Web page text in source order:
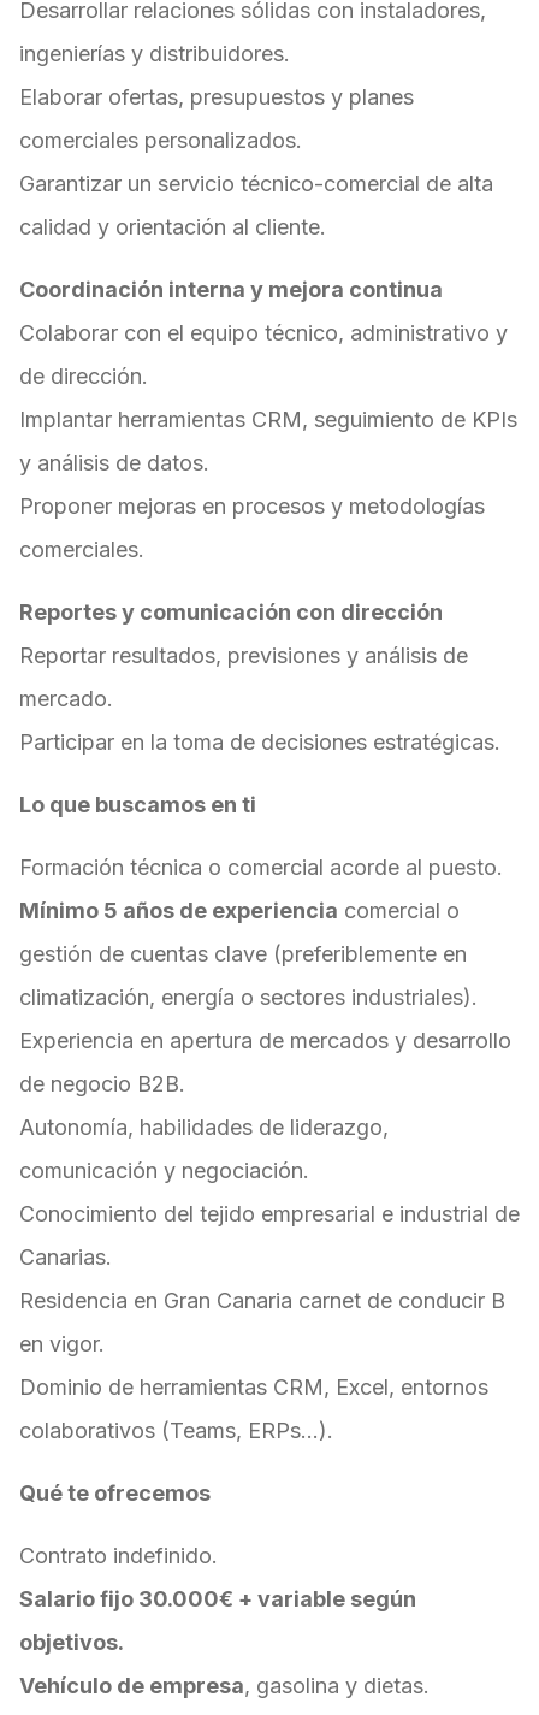
Desarrollar relaciones sólidas con instaladores,
ingenierías y distribuidores.
Elaborar ofertas, presupuestos y planes
comerciales personalizados.
Garantizar un servicio técnico-comercial de alta
calidad y orientación al cliente.
Coordinación interna y mejora continua
Colaborar con el equipo técnico, administrativo y
de dirección.
Implantar herramientas CRM, seguimiento de KPIs
y análisis de datos.
Proponer mejoras en procesos y metodologías
comerciales.
Reportes y comunicación con dirección
Reportar resultados, previsiones y análisis de
mercado.
Participar en la toma de decisiones estratégicas.
Lo que buscamos en ti
Formación técnica o comercial acorde al puesto.
Mínimo 5 años de experiencia comercial o
gestión de cuentas clave (preferiblemente en
climatización, energía o sectores industriales).
Experiencia en apertura de mercados y desarrollo
de negocio B2B.
Autonomía, habilidades de liderazgo,
comunicación y negociación.
Conocimiento del tejido empresarial e industrial de
Canarias.
Residencia en Gran Canaria carnet de conducir B
en vigor.
Dominio de herramientas CRM, Excel, entornos
colaborativos (Teams, ERPs…).
Qué te ofrecemos
Contrato indefinido.
Salario fijo 30.000€ + variable según
objetivos.
Vehículo de empresa, gasolina y dietas.